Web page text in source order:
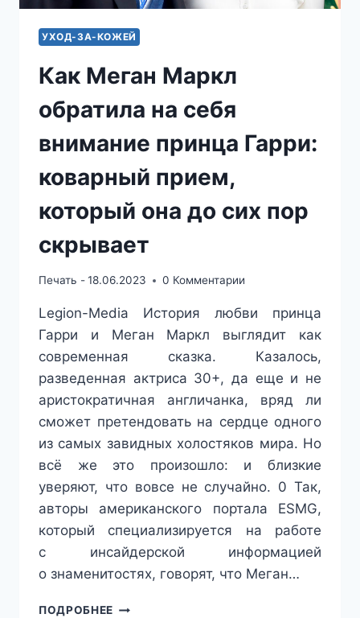
УХОД-ЗА-КОЖЕЙ
Как Меган Маркл
обратила на себя
внимание принца Гарри:
коварный прием,
который она до сих пор
скрывает
Печать -18.06.2023 0 Комментарии
Legion-Media История любви принца
Гарри и Меган Маркл выглядит как
современная сказка. Казалось,
разведенная актриса 30+, да еще и не
аристократичная англичанка, вряд ли
сможет претендовать на сердце одного
из самых завидных холостяков мира. Но
всё же это произошло: и близкие
уверяют, что вовсе не случайно. 0 Так,
авторы американского портала ESMG,
который специализируется на работе
с инсайдерской информацией
о знаменитостях, говорят, что Меган…
ПОДРОБНЕЕ КАК